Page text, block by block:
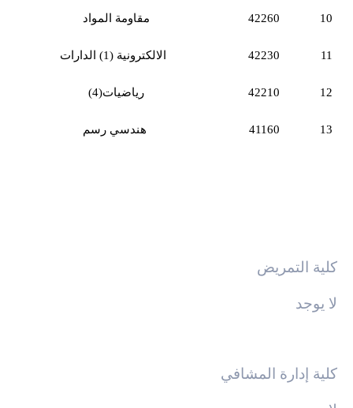
10
42260 مقاومة المواد
11
42230 الدارات الالكترونية
12
42210 رياضيات(4)
13
41160 رسم هندسي
كلية التمريض
لا يوجد
كلية إدارة المشافي